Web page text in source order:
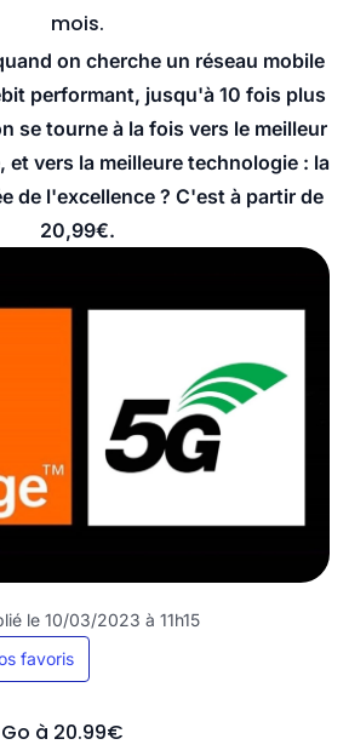
mois.
on cherche un réseau mobile
performant, jusqu'à 10 fois plus
se tourne à la fois vers le meilleur
et vers la meilleure technologie : la
de l'excellence ? C'est à partir de
20,99€.
le 10/03/2023 à 11h15
favoris
à 20.99€